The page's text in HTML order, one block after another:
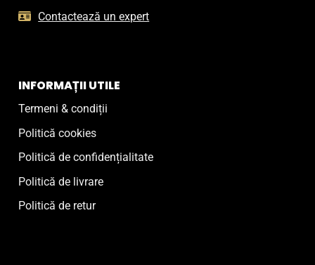
Contactează un expert
INFORMAȚII UTILE
Termeni & condiții
Politică cookies
Politică de confidențialitate
Politică de livrare
Politică de retur